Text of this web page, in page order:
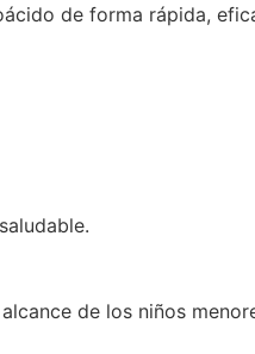
de forma rápida,
de los niños